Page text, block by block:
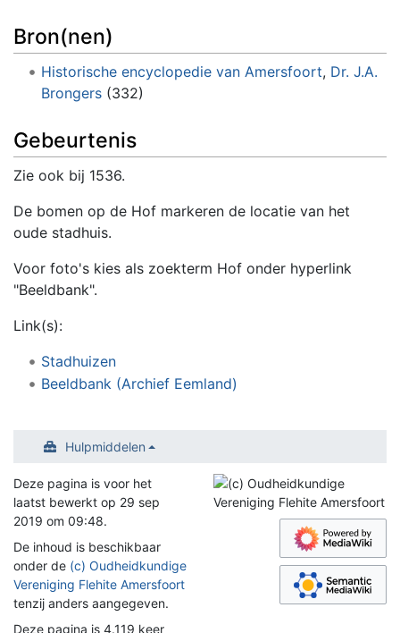
Bron(nen)
Historische encyclopedie van Amersfoort, Dr. J.A.
Brongers(332)
Gebeurtenis
Zie ook bij 1536.
De bomen op de Hof markeren de locatie van het
oude stadhuis.
Voor foto's kies als zoekterm Hof onder hyperlink
"Beeldbank".
Link(s):
Stadhuizen
Beeldbank (Archief Eemland)
Hulpmiddelen
Deze pagina is voor het
laatst bewerkt op 29 sep
2019 om 09:48.
De inhoud is beschikbaar
onder de (c) Oudheidkundige
Vereniging Flehite Amersfoort
tenzij anders aangegeven.
Deze pagina is 4.119 keer